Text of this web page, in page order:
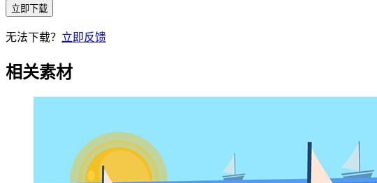
立即下载
无法下载？ 立即反馈
相关素材